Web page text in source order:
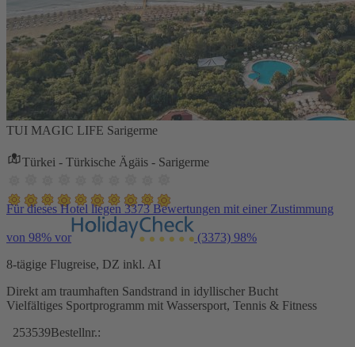
TUI MAGIC LIFE Sarigerme
Türkei - Türkische Ägäis - Sarigerme
Für dieses Hotel liegen 3373 Bewertungen mit einer Zustimmung
von 98% vor (3373) 98%
8-tägige Flugreise, DZ inkl. AI
Direkt am traumhaften Sandstrand in idyllischer Bucht
Vielfältiges Sportprogramm mit Wassersport, Tennis & Fitness
253539Bestellnr.: